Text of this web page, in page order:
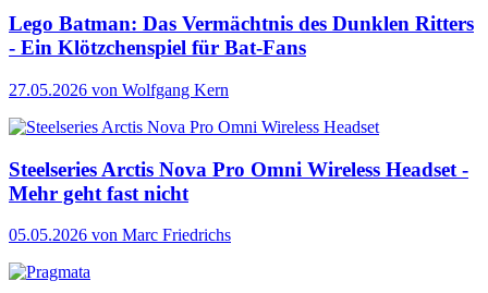
Lego Batman: Das Vermächtnis des Dunklen Ritters
- Ein Klötzchenspiel für Bat-Fans
27.05.2026 von Wolfgang Kern
Steelseries Arctis Nova Pro Omni Wireless Headset -
Mehr geht fast nicht
05.05.2026 von Marc Friedrichs